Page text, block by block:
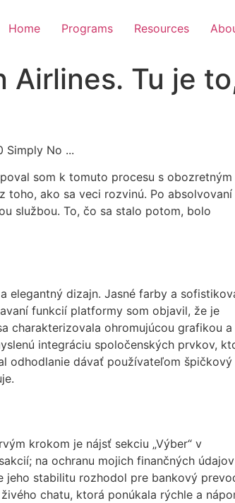
Home Programs Resources
Airlines. Tu je
som k tomuto procesu s obozretným
toho, ako sa veci rozvinú. Po
službou. To, čo sa stalo potom, bolo
elegantný dizajn. Jasné farby a
funkcií platformy som objavil, že je
charakterizovala ohromujúcou grafikou a
integráciu spoločenských prvkov,
odhodlanie dávať používateľom špičkový
krokom je nájsť sekciu „Výber“ v
na ochranu mojich finančných údajov
stabilitu rozhodol pre bankový
chatu, ktorá ponúkala rýchle a